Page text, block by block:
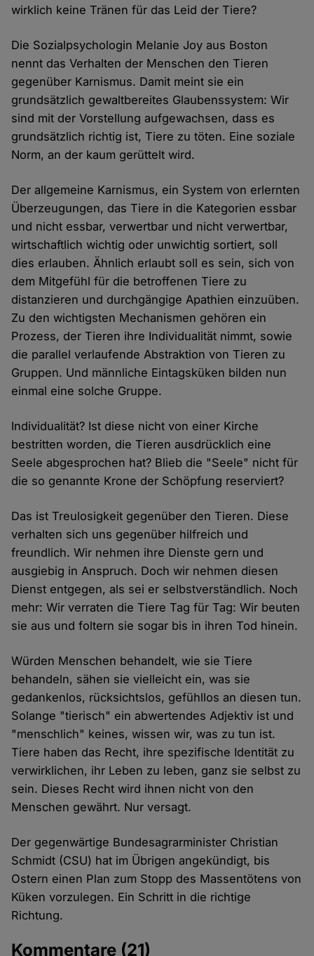
wirklich keine Tränen für das Leid der Tiere?
Die Sozialpsychologin Melanie Joy aus Boston
nennt das Verhalten der Menschen den Tieren
gegenüber Karnismus. Damit meint sie ein
grundsätzlich gewaltbereites Glaubenssystem: Wir
sind mit der Vorstellung aufgewachsen, dass es
grundsätzlich richtig ist, Tiere zu töten. Eine soziale
Norm, an der kaum gerüttelt wird.
Der allgemeine Karnismus, ein System von erlernten
Überzeugungen, das Tiere in die Kategorien essbar
und nicht essbar, verwertbar und nicht verwertbar,
wirtschaftlich wichtig oder unwichtig sortiert, soll
dies erlauben. Ähnlich erlaubt soll es sein, sich von
dem Mitgefühl für die betroffenen Tiere zu
distanzieren und durchgängige Apathien einzuüben.
Zu den wichtigsten Mechanismen gehören ein
Prozess, der Tieren ihre Individualität nimmt, sowie
die parallel verlaufende Abstraktion von Tieren zu
Gruppen. Und männliche Eintagsküken bilden nun
einmal eine solche Gruppe.
Individualität? Ist diese nicht von einer Kirche
bestritten worden, die Tieren ausdrücklich eine
Seele abgesprochen hat? Blieb die "Seele" nicht für
die so genannte Krone der Schöpfung reserviert?
Das ist Treulosigkeit gegenüber den Tieren. Diese
verhalten sich uns gegenüber hilfreich und
freundlich. Wir nehmen ihre Dienste gern und
ausgiebig in Anspruch. Doch wir nehmen diesen
Dienst entgegen, als sei er selbstverständlich. Noch
mehr: Wir verraten die Tiere Tag für Tag: Wir beuten
sie aus und foltern sie sogar bis in ihren Tod hinein.
Würden Menschen behandelt, wie sie Tiere
behandeln, sähen sie vielleicht ein, was sie
gedankenlos, rücksichtslos, gefühllos an diesen tun.
Solange "tierisch" ein abwertendes Adjektiv ist und
"menschlich" keines, wissen wir, was zu tun ist.
Tiere haben das Recht, ihre spezifische Identität zu
verwirklichen, ihr Leben zu leben, ganz sie selbst zu
sein. Dieses Recht wird ihnen nicht von den
Menschen gewährt. Nur versagt.
Der gegenwärtige Bundesagrarminister Christian
Schmidt (CSU) hat im Übrigen angekündigt, bis
Ostern einen Plan zum Stopp des Massentötens von
Küken vorzulegen. Ein Schritt in die richtige
Richtung.
Kommentare (21)